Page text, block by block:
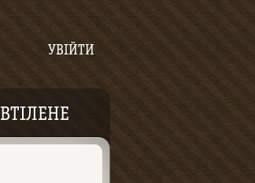
УВІЙТИ
ВТІЛЕНЕ